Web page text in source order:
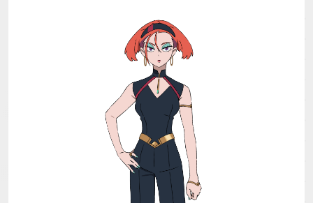
NEWS
STAFF&CAST
CHARACTER
GOODS
MUSIC
Blu-ray & DVD &
THEATER